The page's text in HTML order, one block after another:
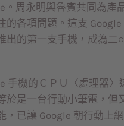
。周永明與魯賓共同為產
的各項問題。這支
出的第一支手機，成為二
手機的ＣＰＵ〈處理器〉
於是一台行動小筆電，但
，已讓 Google 朝行動上